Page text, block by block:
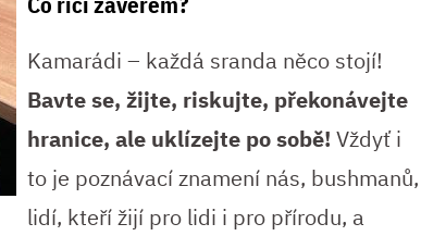
Kamarádi – každá sranda něco stojí!
Bavte se, žijte, riskujte, překonávejte
hranice, ale uklízejte po sobě! Vždyť i
to je poznávací znamení nás, bushmanů,
lidí, kteří žijí pro lidi i pro přírodu, a